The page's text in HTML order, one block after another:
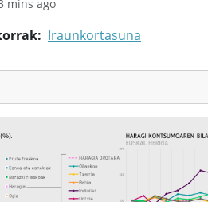
mins ago
Iraunkortasuna